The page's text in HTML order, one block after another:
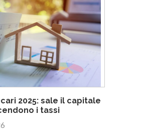
2025: sale il capitale
i tassi